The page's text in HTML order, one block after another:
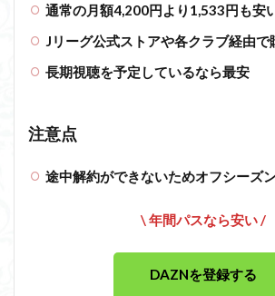
通常の月額4,200円より1,533円も安
Jリーグ公式ストアや各クラブ経由で
長期視聴を予定しているなら最安
注意点
途中解約ができないためオフシーズ
\ 年間パスなら安い /
DAZNを登録する